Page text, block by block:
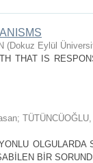
(Dokuz Eylül
THAT IS
;
BİR